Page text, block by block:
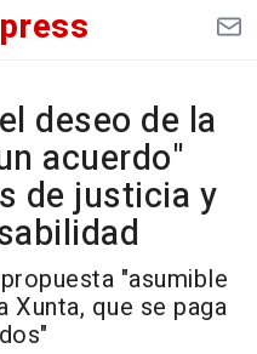
press
deseo de la
acuerdo"
de justicia y
"asumible
Xunta, que se paga